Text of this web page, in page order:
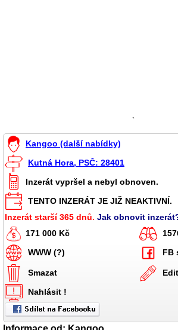
`
Kangoo (další nabídky)
Kutná Hora, PSČ: 28401
Inzerát vypršel a nebyl obnoven.
TENTO INZERÁT JE JIŽ NEAKTIVNÍ.
Inzerát starší 365 dnů. Jak obnovit
171 000 Kč
WWW (?)
FB
Smazat
Nahlásit !